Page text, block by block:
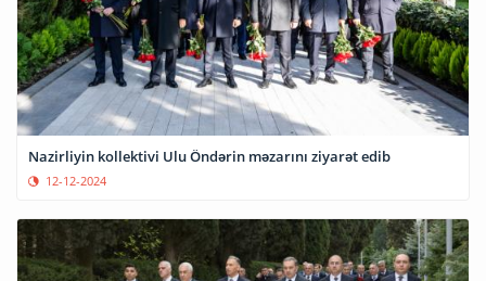
Nazirliyin kollektivi Ulu Öndərin məzarını ziyarət edib
12-12-2024